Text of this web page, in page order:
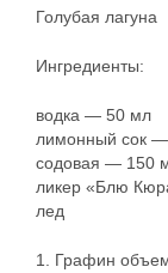
Голубая лагуна
Ингредиенты:
водка — 50 мл
лимонный сок
содовая — 150
ликер «Блю
лед
1. Графин